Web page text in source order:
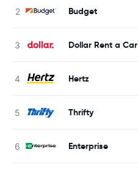
Budget
Dollar Rent a Car
Hertz
Thrifty
Enterprise